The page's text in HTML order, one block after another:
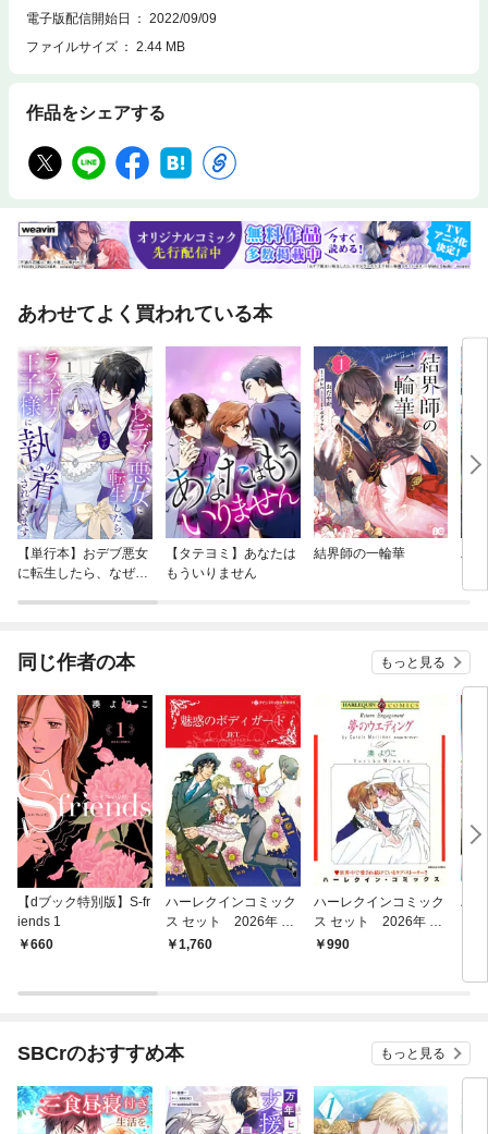
電子版配信開始日
2022/09/09
ファイルサイズ
2.44 MB
作品をシェアする
あわせてよく買われている本
【単行本】おデブ悪女
に転生したら、なぜか
【タテヨミ】あなたは
もういりません
結界師の一輪華
バ
今
同じ作者の本 もっと見る
【dブック特別版】S-fr
iends 1
660
ハーレクインコミック
ス セット 2026年 vo
l.930
1,760
ハーレクインコミック
ス セット 2026年 vo
l.804
990
ハ
SBCrのおすすめ本 もっと見る